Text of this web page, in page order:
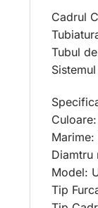
Cadrul
Tubul
Marime:
Diamtru
Model:
Tip